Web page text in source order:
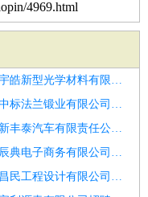
4969.html
山西宇皓新型光学材料有限公司招聘口腔医生,正畸医生,种植医生
山西中标法兰锻业有限公司招聘正畸医生
陕西新丰泰汽车有限责任公司招聘放射医师
山西辰典电子商务有限公司招聘口腔医生
山西昌民工程设计有限公司招聘实习